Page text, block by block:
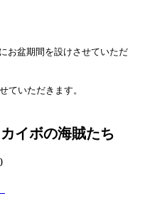
お盆期間を設けさせていただ
ていただきます。
イボの海賊たち